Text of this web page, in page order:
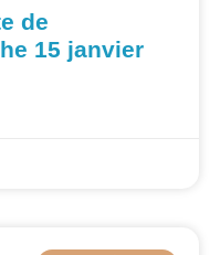
de
15 janvier